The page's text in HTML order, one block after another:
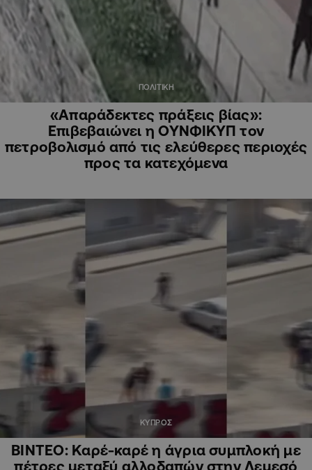
ΠΟΛΙΤΙΚΗ
«Απαράδεκτες πράξεις βίας»:
Επιβεβαιώνει η ΟΥΝΦΙΚΥΠ τον
πετροβολισμό από τις ελεύθερες περιοχές
προς τα κατεχόμενα
ΚΥΠΡΟΣ
ΒΙΝΤΕΟ: Καρέ-καρέ η άγρια συμπλοκή με
πέτρες μεταξύ αλλοδαπών στην Λεμεσό